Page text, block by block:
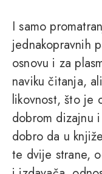
I samo
jednakopravnih
osnovu i za
naviku čitanja,
likovnost, što je
dobrom dizajnu
dobro da u
te dvije strane,